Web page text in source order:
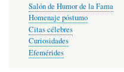
Salón de Humor de la Fama
Homenaje póstumo
Citas célebres
Curiosidades
Efemérides